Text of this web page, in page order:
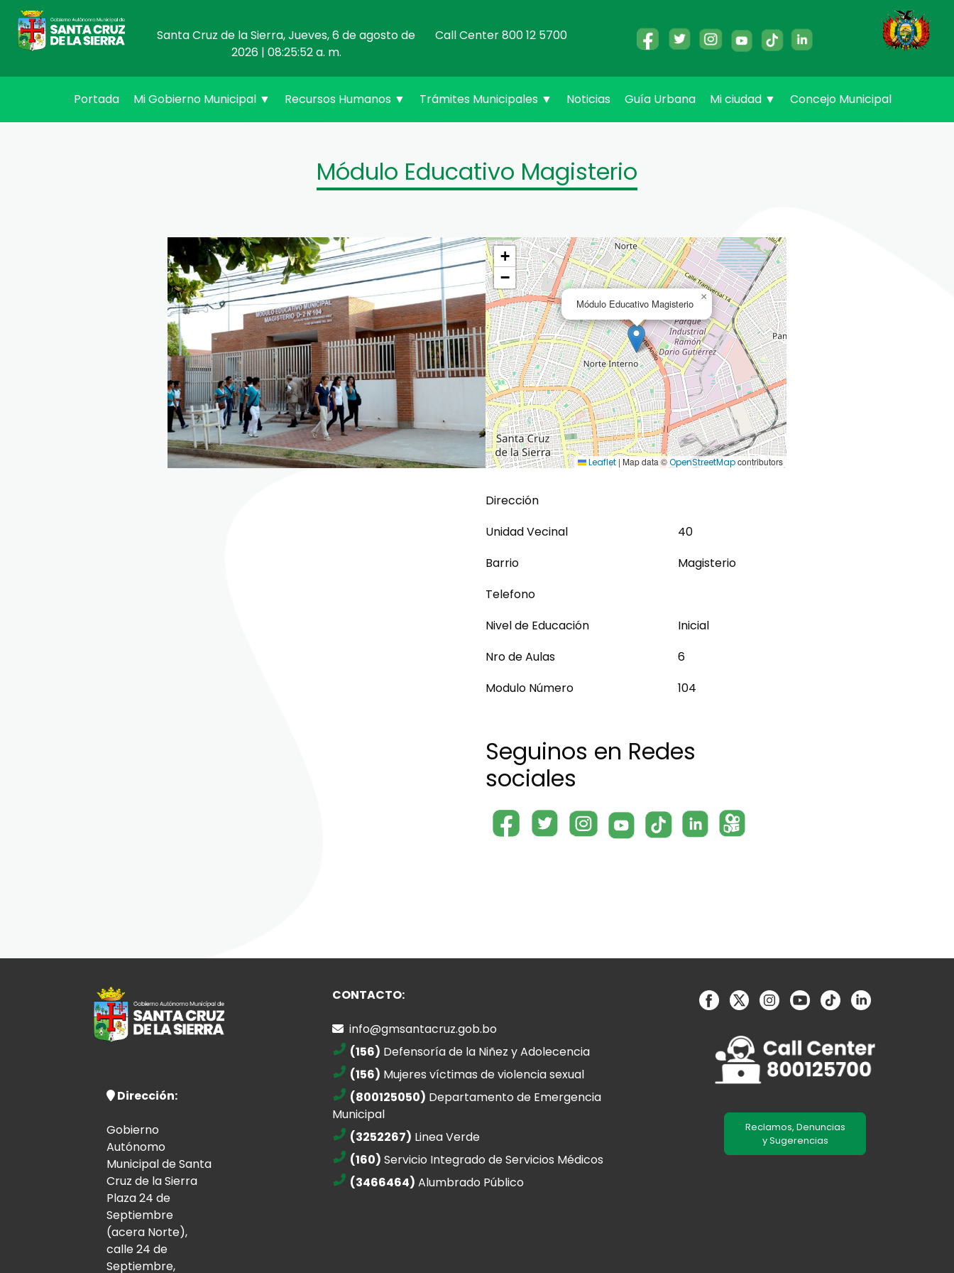
Santa Cruz de la Sierra, Jueves, 6 de agosto de
2026 | 08:25:52 a. m.
Call Center 800 12 5700
Portada(current)
Mi Gobierno Municipal ▼ Recursos Humanos ▼ Trámites Municipales ▼ Noticias Guía Urbana Mi ciudad ▼ Concejo Municipal
Módulo Educativo Magisterio
Módulo Educativo Magisterio
×
+
−
Leaflet | Map data ©OpenStreetMapcontributors
Dirección
Unidad Vecinal
40
Barrio
Magisterio
Telefono
Nivel de Educación
Inicial
Nro de Aulas
6
Modulo Número
104
Seguinos en Redes
sociales
Dirección:
Gobierno
Autónomo
Municipal de Santa
Cruz de la Sierra
Plaza 24 de
Septiembre
(acera Norte),
calle 24 de
Septiembre,
CONTACTO:
info@gmsantacruz.gob.bo
(156) Defensoría de la Niñez y Adolecencia
(156) Mujeres víctimas de violencia sexual
(800125050) Departamento de Emergencia
Municipal
(3252267) Linea Verde
(160) Servicio Integrado de Servicios Médicos
(3466464) Alumbrado Público
Reclamos, Denuncias
y Sugerencias